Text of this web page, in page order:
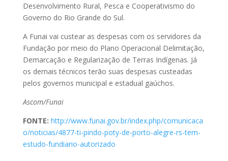
Desenvolvimento Rural, Pesca e Cooperativismo do
Governo do Rio Grande do Sul.
A Funai vai custear as despesas com os servidores da
Fundação por meio do Plano Operacional Delimitação,
Demarcação e Regularização de Terras Indígenas. Já
os demais técnicos terão suas despesas custeadas
pelos governos municipal e estadual gaúchos.
Ascom/Funai
FONTE: http://www.funai.gov.br/index.php/comunicaca
o/noticias/4877-ti-pindo-poty-de-porto-alegre-rs-tem-
estudo-fundiario-autorizado